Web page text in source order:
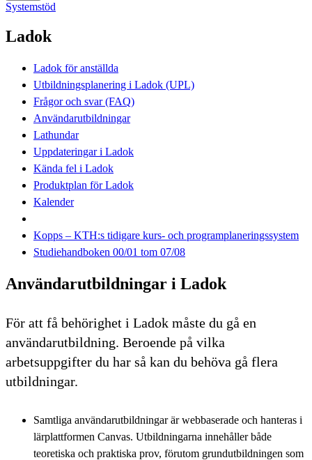
Systemstöd
Ladok
Ladok för anställda
Utbildningsplanering i Ladok (UPL)
Frågor och svar (FAQ)
Användarutbildningar
Lathundar
Uppdateringar i Ladok
Kända fel i Ladok
Produktplan för Ladok
Kalender
Kopps – KTH:s tidigare kurs- och programplaneringssystem
Studiehandboken 00/01 tom 07/08
Användarutbildningar i Ladok
För att få behörighet i Ladok måste du gå en
användarutbildning. Beroende på vilka
arbetsuppgifter du har så kan du behöva gå flera
utbildningar.
Samtliga användarutbildningar är webbaserade och hanteras i
lärplattformen Canvas. Utbildningarna innehåller både
teoretiska och praktiska prov, förutom grundutbildningen som